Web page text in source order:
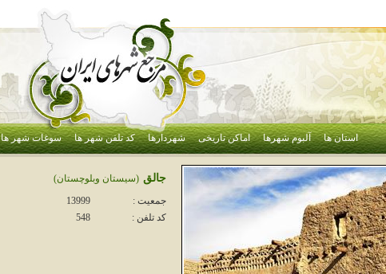
استان ها آلبوم شهرها اماکن تاریخی شهردارها کد تلفن شهر ها سوغات شهر ها
جالق (سيستان وبلوچستان)
جمعیت :
13999
کد تلفن :
548